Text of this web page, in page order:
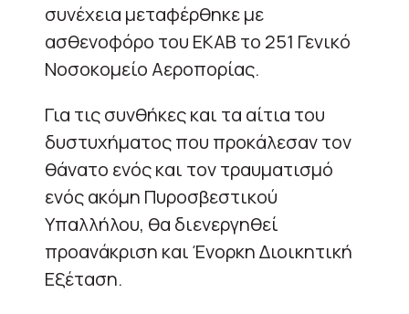
συνέχεια μεταφέρθηκε με
ασθενοφόρο του ΕΚΑΒ το 251 Γενικό
Νοσοκομείο Αεροπορίας.
Για τις συνθήκες και τα αίτια του
δυστυχήματος που προκάλεσαν τον
θάνατο ενός και τον τραυματισμό
ενός ακόμη Πυροσβεστικού
Υπαλλήλου, θα διενεργηθεί
προανάκριση και Ένορκη Διοικητική
Εξέταση.